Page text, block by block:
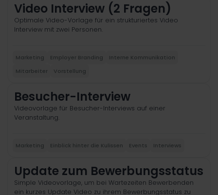
Video Interview (2 Fragen)
Optimale Video-Vorlage für ein strukturiertes Video
Interview mit zwei Personen.
Marketing Employer Branding
Interne Kommunikation
Mitarbeiter
Vorstellung
Besucher-Interview
Videovorlage für Besucher-Interviews auf einer
Veranstaltung.
Marketing Einblick hinter die Kulissen Events Interviews
Update zum Bewerbungsstatus
Simple Videovorlage, um bei Wartezeiten Bewerbenden
ein kurzes Update Video zu ihrem Bewerbungsstatus zu